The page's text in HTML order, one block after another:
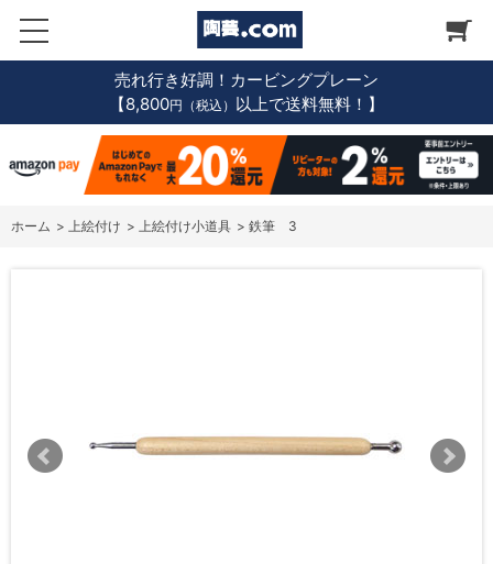
売れ行き好調！カービングプレーン
【8,800円（税込） 以上で送料無料！】
ホーム > 上絵付け > 上絵付け小道具 > 鉄筆 3